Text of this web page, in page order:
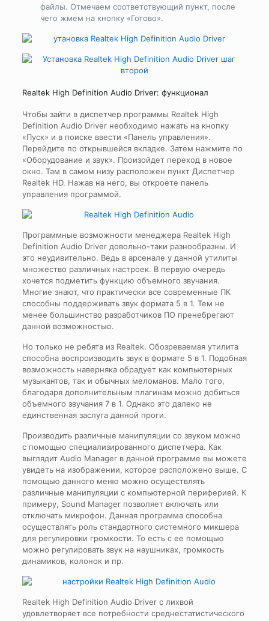
файлы. Отмечаем соответствующий пункт, после
чего жмем на кнопку «Готово».
Realtek High Definition Audio Driver: функционал
Чтобы зайти в диспетчер программы Realtek High
Definition Audio Driver необходимо нажать на кнопку
«Пуск» и в поиске ввести «Панель управления».
Перейдите по открывшейся вкладке. Затем нажмите по
«Оборудование и звук». Произойдет переход в новое
окно. Там в самом низу расположен пункт Диспетчер
Realtek HD. Нажав на него, вы откроете панель
управления программой.
Программные возможности менеджера Realtek High
Definition Audio Driver довольно-таки разнообразны. И
это неудивительно. Ведь в арсенале у данной утилиты
множество различных настроек. В первую очередь
хочется подметить функцию объемного звучания.
Многие знают, что практически все современные ПК
способны поддерживать звук формата 5 в 1. Тем не
менее большинство разработчиков ПО пренебрегают
данной возможностью.
Но только не ребята из Realtek. Обозреваемая утилита
способна воспроизводить звук в формате 5 в 1. Подобная
возможность наверняка обрадует как компьютерных
музыкантов, так и обычных меломанов. Мало того,
благодаря дополнительным плагинам можно добиться
объемного звучания 7 в 1. Однако это далеко не
единственная заслуга данной проги.
Производить различные манипуляции со звуком можно
с помощью специализированного диспетчера. Как
выглядит Audio Manager в данной программе вы можете
увидеть на изображении, которое расположено выше. С
помощью данного меню можно осуществлять
различные манипуляции с компьютерной периферией. К
примеру, Sound Manager позволяет включать или
отключать микрофон. Данная программа способна
осуществлять роль стандартного системного микшера
для регулировки громкости. То есть с ее помощью
можно регулировать звук на наушниках, громкость
динамиков, колонок и пр.
Realtek High Definition Audio Driver с лихвой
удовлетворяет все потребности среднестатистического